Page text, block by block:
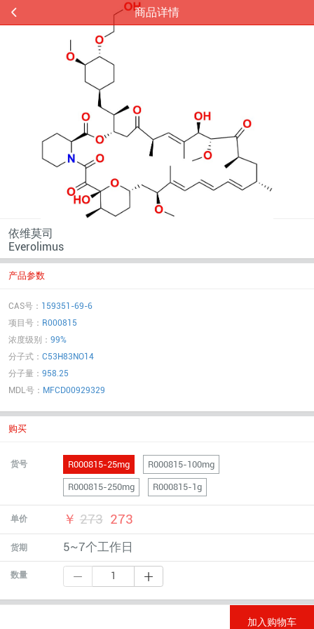
商品详情
依维莫司
Everolimus
产品参数
CAS号： 159351-69-6
项目号： R000815
浓度级别： 99%
分子式： C53H83NO14
分子量： 958.25
MDL号： MFCD00929329
购买
货号 R000815-25mg R000815-100mg
R000815-250mg R000815-1g
单价 ￥ 273 273
货期 5~7个工作日
数量
加入购物车